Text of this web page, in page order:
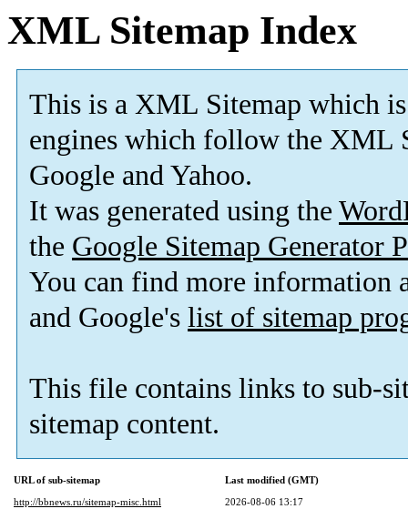
XML Sitemap Index
This is a XML Sitemap which is
engines which follow the XML
Google and Yahoo.
It was generated using the
the Google Sitemap Generator
You can find more information
and Google's list of sitemap
This file contains links to sub-
sitemap content.
URL of sub-sitemap
Last modified (GMT)
http://bbnews.ru/sitemap-misc.html
2026-08-06 13:17